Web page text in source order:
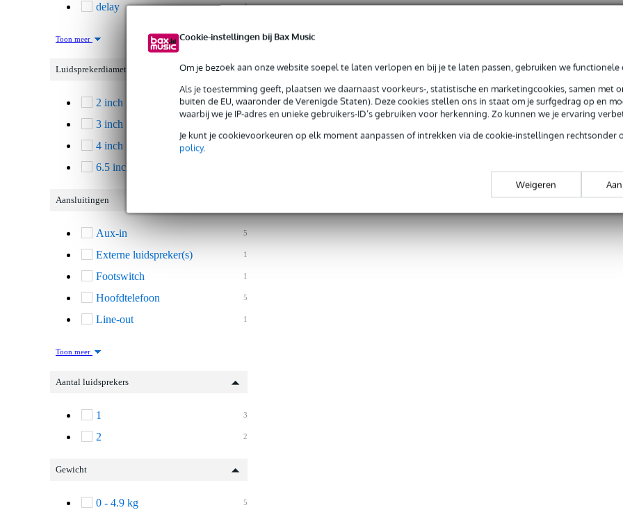
Cookie-instellingen bij Bax Music
Om je bezoek aan onze website soepel te laten verlopen en bij je te laten passen, gebruiken we functionele
Als je toestemming geeft, plaatsen we daarnaast voorkeurs-, statistische en marketingcookies, samen met
buiten de EU, waaronder de Verenigde Staten). Deze cookies stellen ons in staat om je surfgedrag op en
waarbij we je IP-adres en unieke gebruikers-ID’s gebruiken voor herkenning. Zo kunnen we je ervaring
Je kunt je cookievoorkeuren op elk moment aanpassen of intrekken via de cookie-instellingen rechtsonder
policy.
Weigeren
4
delay
Toon meer
Luidsprekerdiameter
1
2 inch
3 inch
4 inch
6.5 inch
Aansluitingen
5
Aux-in
1
Externe luidspreker(s)
1
Footswitch
5
Hoofdtelefoon
1
Line-out
Toon meer
Aantal luidsprekers
3
1
2
2
Gewicht
5
0 - 4.9 kg